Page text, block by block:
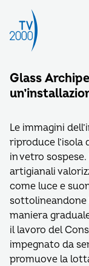
Glass
Le immagini
riproduce
in vetro
artigianali
come luce e
sottolineandone
maniera
il lavoro del
impegnato da
promuove la